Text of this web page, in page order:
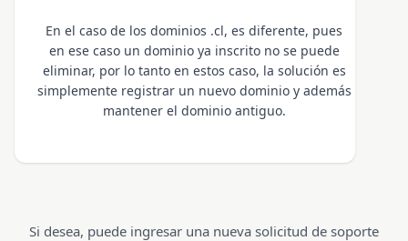
En el caso de los dominios .cl, es diferente, pues
en ese caso un dominio ya inscrito no se puede
eliminar, por lo tanto en estos caso, la solución es
simplemente registrar un nuevo dominio y además
mantener el dominio antiguo.
Si desea, puede ingresar una nueva solicitud de soporte